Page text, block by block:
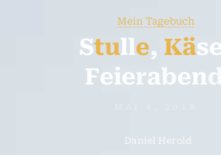
Mein Tagebuch
Stulle, Käs
Feieraben
Daniel Herold